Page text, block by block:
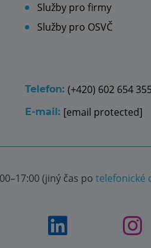
Služby pro firmy
Služby pro OSVČ
Telefon: (+420) 602 654
E-mail: [email protected]
(jiný čas po telefonické